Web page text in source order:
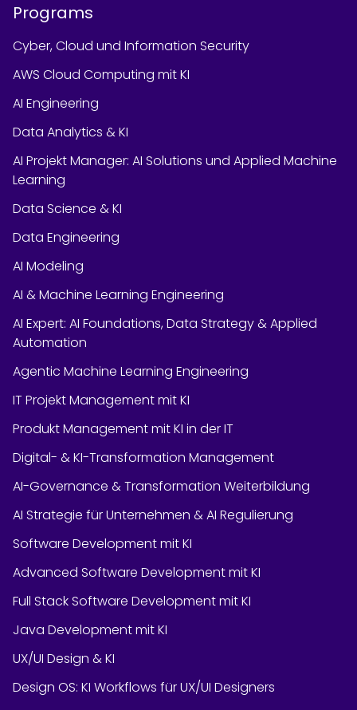
Programs
Cyber, Cloud und Information Security
AWS Cloud Computing mit KI
AI Engineering
Data Analytics & KI
AI Projekt Manager: AI Solutions und Applied Machine
Learning
Data Science & KI
Data Engineering
AI Modeling
AI & Machine Learning Engineering
AI Expert: AI Foundations, Data Strategy & Applied
Automation
Agentic Machine Learning Engineering
IT Projekt Management mit KI
Produkt Management mit KI in der IT
Digital- & KI-Transformation Management
AI-Governance & Transformation Weiterbildung
AI Strategie für Unternehmen & AI Regulierung
Software Development mit KI
Advanced Software Development mit KI
Full Stack Software Development mit KI
Java Development mit KI
UX/UI Design & KI
Design OS: KI Workflows für UX/UI Designers